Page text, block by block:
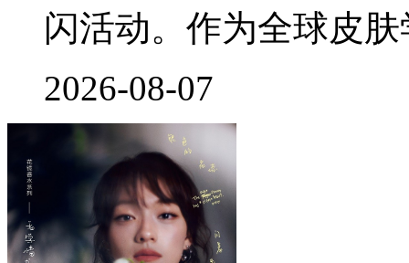
闪活动。作为全球皮
2026-08-07